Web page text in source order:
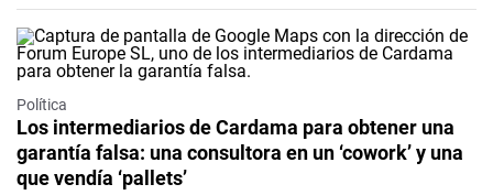
Política
Los intermediarios de Cardama para obtener una
garantía falsa: una consultora en un ‘cowork’ y una
que vendía ‘pallets’